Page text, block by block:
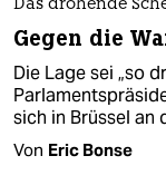
Das drohende
Gegen die
Die Lage sei „so
sich in Brüssel an
Von Eric Bonse